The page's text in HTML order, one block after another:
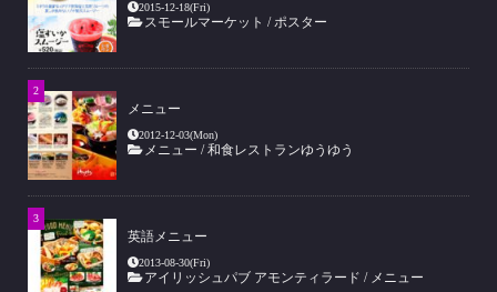
2015-12-18(Fri)
スモールマーケット /ポスター
メニュー
2012-12-03(Mon)
メニュー /和食レストランゆうゆう
英語メニュー
2013-08-30(Fri)
アイリッシュパブ アモンティラード / メニュー